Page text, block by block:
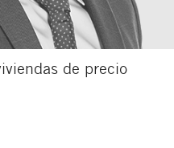
de precio